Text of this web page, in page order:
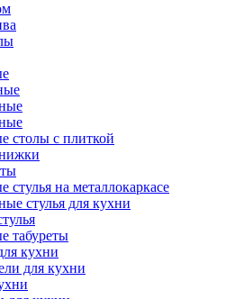
столы с плиткой
стулья на металлокаркасе
стулья для кухни
табуреты
кухни
для кухни